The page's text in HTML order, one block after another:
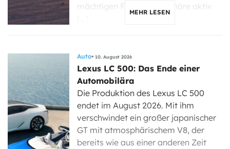
mächtigen Familienaktionäre aktiv
MEHR LESEN
Auto 10. August 2026
Lexus LC 500: Das Ende einer
Automobilära
Die Produktion des Lexus LC 500
endet im August 2026. Mit ihm
verschwindet ein großer japanischer
GT mit atmosphärischem V8, der
bereits wie aus einer anderen Zeit